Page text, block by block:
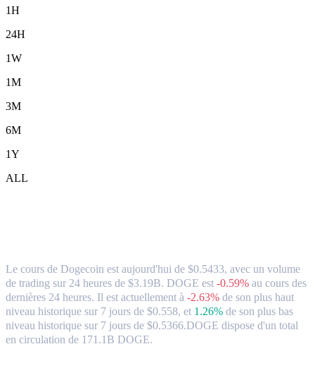
1H
24H
1W
1M
3M
6M
1Y
ALL
Le cours de Dogecoin est aujourd'hui de $0.5433, avec un volume
de trading sur 24 heures de $3.19B. DOGE est -0.59% au cours des
dernières 24 heures. Il est actuellement à -2.63% de son plus haut
niveau historique sur 7 jours de $0.558, et 1.26% de son plus bas
niveau historique sur 7 jours de $0.5366.DOGE dispose d'un total
en circulation de 171.1B DOGE.